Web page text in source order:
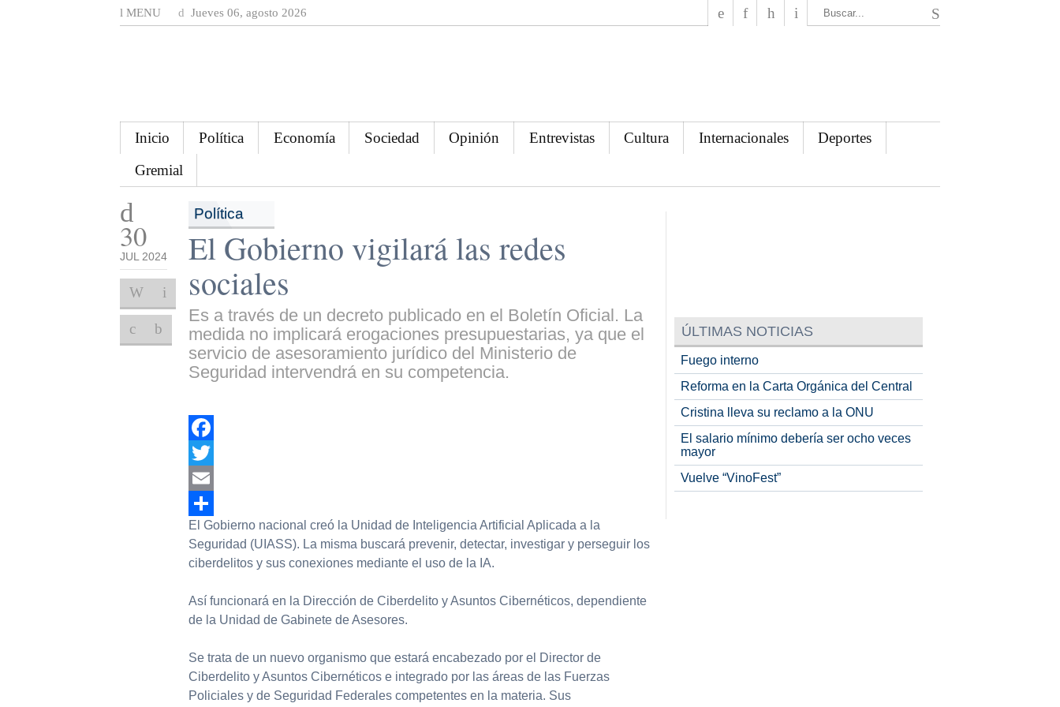
MENU Jueves 06, agosto 2026
Inicio Política Economía Sociedad Opinión Entrevistas Cultura Internacionales
Deportes
Gremial
30
JUL 2024
Política
El Gobierno vigilará las redes
sociales
Es a través de un decreto publicado en el Boletín Oficial. La
medida no implicará erogaciones presupuestarias, ya que el
servicio de asesoramiento jurídico del Ministerio de
Seguridad intervendrá en su competencia.
Facebook
Twitter
Email
Compartir
El Gobierno nacional creó la Unidad de Inteligencia Artificial Aplicada a la
Seguridad (UIASS). La misma buscará prevenir, detectar, investigar y perseguir los
ciberdelitos y sus conexiones mediante el uso de la IA.
Así funcionará en la Dirección de Ciberdelito y Asuntos Cibernéticos, dependiente
de la Unidad de Gabinete de Asesores.
Se trata de un nuevo organismo que estará encabezado por el Director de
Ciberdelito y Asuntos Cibernéticos e integrado por las áreas de las Fuerzas
Policiales y de Seguridad Federales competentes en la materia. Sus
ÚLTIMAS NOTICIAS
Fuego interno
Reforma en la Carta Orgánica del Central
Cristina lleva su reclamo a la ONU
El salario mínimo debería ser ocho veces
mayor
Vuelve “VinoFest”